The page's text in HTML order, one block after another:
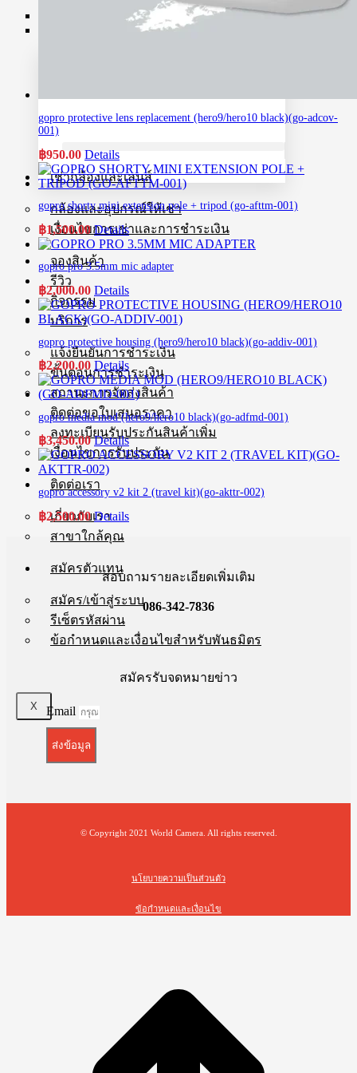
เช่ากล้องและเลนส์
กล้องและอุปกรณ์ให้เช่า
เงื่อนไขการเช่าและการชำระเงิน
จองสินค้า
รีวิว
กิจกรรม
บริการ
แจ้งยืนยันการชำระเงิน
ขั้นตอนการชำระเงิน
สถานะการจัดส่งสินค้า
ติดต่อขอใบเสนอราคา
ลงทะเบียนรับประกันสินค้าเพิ่ม
เงื่อนไขการรับประกัน
ติดต่อเรา
เกี่ยวกับเรา
สาขาใกล้คุณ
สมัครตัวแทน
สมัคร/เข้าสู่ระบบ
รีเซ็ตรหัสผ่าน
ข้อกำหนดและเงื่อนไขสำหรับพันธมิตร
X
gopro protective lens replacement (hero9/hero10 black)(go-adcov-
001)
฿950.00 Details
gopro shorty mini extension pole + tripod (go-afttm-001)
฿1,500.00 Details
gopro pro 3.5mm mic adapter
฿2,000.00 Details
gopro protective housing (hero9/hero10 black)(go-addiv-001)
฿2,200.00 Details
gopro media mod (hero9/hero10 black)(go-adfmd-001)
฿3,450.00 Details
gopro accessory v2 kit 2 (travel kit)(go-akttr-002)
฿2,500.00 Details
สอบถามรายละเอียดเพิ่มเติม
086-342-7836
สมัครรับจดหมายข่าว
Email
ส่งข้อมูล
© Copyright 2021 World Camera. All rights reserved.
นโยบายความเป็นส่วนตัว
ข้อกำหนดและเงื่อนไข